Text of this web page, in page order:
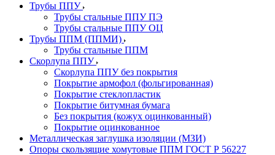
Трубы ППУ
Трубы стальные ППУ ПЭ
Трубы стальные ППУ ОЦ
Трубы ППМ (ППМИ)
Трубы стальные ППМ
Скорлупа ППУ
Скорлупа ППУ без покрытия
Покрытие армофол (фольгированная)
Покрытие стеклопластик
Покрытие битумная бумага
Без покрытия (кожух оцинкованный)
Покрытие оцинкованное
Металлическая заглушка изоляции (МЗИ)
Опоры скользящие хомутовые ППМ ГОСТ Р 56227